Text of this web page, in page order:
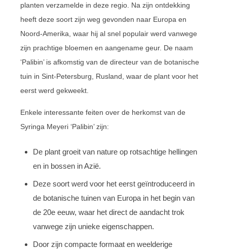
planten verzamelde in deze regio. Na zijn ontdekking
heeft deze soort zijn weg gevonden naar Europa en
Noord-Amerika, waar hij al snel populair werd vanwege
zijn prachtige bloemen en aangename geur. De naam
‘Palibin’ is afkomstig van de directeur van de botanische
tuin in Sint-Petersburg, Rusland, waar de plant voor het
eerst werd gekweekt.
Enkele interessante feiten over de herkomst van de
Syringa Meyeri ‘Palibin’ zijn:
De plant groeit van nature op rotsachtige hellingen
en in bossen in Azië.
Deze soort werd voor het eerst geïntroduceerd in
de botanische tuinen van Europa in het begin van
de 20e eeuw, waar het direct de aandacht trok
vanwege zijn unieke eigenschappen.
Door zijn compacte formaat en weelderige